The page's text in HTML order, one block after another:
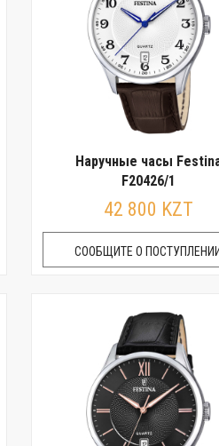
Наручные часы
F20426/1
42 800 KZT
СООБЩИТЕ О ПОСТУПЛЕНИИ